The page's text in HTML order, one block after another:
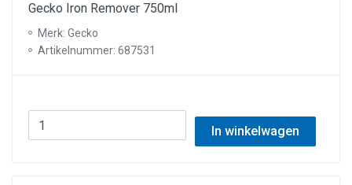
Gecko Iron Remover 750ml
Merk: Gecko
Artikelnummer: 687531
In winkelwagen